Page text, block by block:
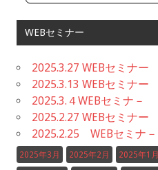
WEBセミナー
2025.3.27 WEBセミナー
2025.3.13 WEBセミナー
2025.3.４WEBセミナ－
2025.2.27 WEBセミナー
2025.2.25 WEBセミナ－
2025年3月 2025年2月 2025年1月